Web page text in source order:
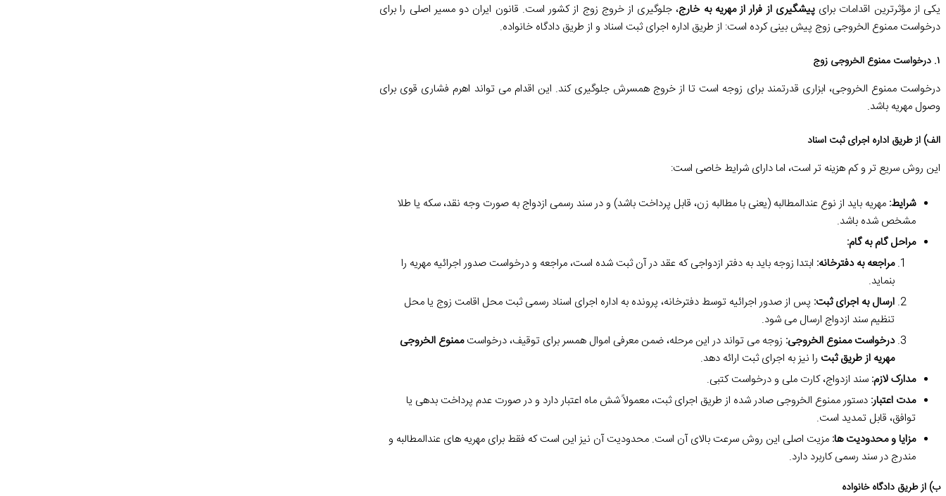
یکی از مؤثرترین اقدامات برایپیشگیری از فرار از مهریه به خارج، جلوگیری از خروج زوج از کشور است. قانون ایران دو مسیر اصلی را برای
درخواست ممنوع الخروجی زوج پیش بینی کرده است: از طریق اداره اجرای ثبت اسناد و از طریق دادگاه خانواده.
۱. درخواست ممنوع الخروجی زوج
درخواست ممنوع الخروجی، ابزاری قدرتمند برای زوجه است تا از خروج همسرش جلوگیری کند. این اقدام می تواند اهرم فشاری قوی برای
وصول مهریه باشد.
الف) از طریق اداره اجرای ثبت اسناد
این روش سریع تر و کم هزینه تر است، اما دارای شرایط خاصی است:
شرایط: مهریه باید از نوع عندالمطالبه (یعنی با مطالبه زن، قابل پرداخت باشد) و در سند رسمی ازدواج به صورت وجه نقد، سکه یا طلا
مشخص شده باشد.
مراحل گام به گام:
مراجعه به دفترخانه: ابتدا زوجه باید به دفتر ازدواجی که عقد در آن ثبت شده است، مراجعه و درخواست صدور اجرائیه مهریه را
بنماید.
ارسال به اجرای ثبت: پس از صدور اجرائیه توسط دفترخانه، پرونده به اداره اجرای اسناد رسمی ثبت محل اقامت زوج یا محل
تنظیم سند ازدواج ارسال می شود.
درخواست ممنوع الخروجی: زوجه می تواند در این مرحله، ضمن معرفی اموال همسر برای توقیف، درخواستممنوع الخروجی
مهریه از طریق ثبت را نیز به اجرای ثبت ارائه دهد.
مدارک لازم: سند ازدواج، کارت ملی و درخواست کتبی.
مدت اعتبار: دستور ممنوع الخروجی صادر شده از طریق اجرای ثبت، معمولاً شش ماه اعتبار دارد و در صورت عدم پرداخت بدهی یا
توافق، قابل تمدید است.
مزایا و محدودیت ها: مزیت اصلی این روش سرعت بالای آن است. محدودیت آن نیز این است که فقط برای مهریه های عندالمطالبه و
مندرج در سند رسمی کاربرد دارد.
ب) از طریق دادگاه خانواده